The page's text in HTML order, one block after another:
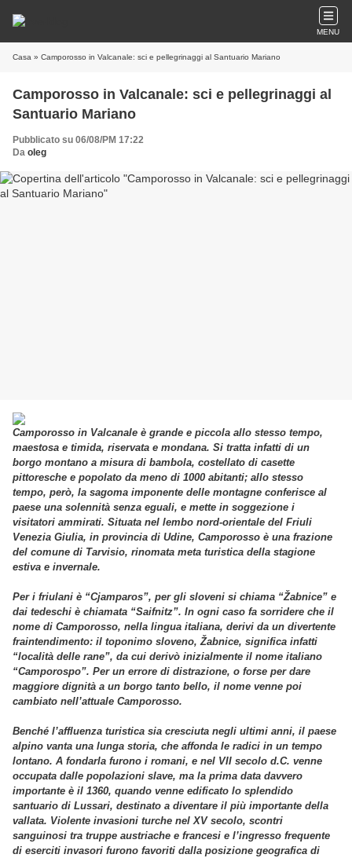
MENU
Casa » Camporosso in Valcanale: sci e pellegrinaggi al Santuario Mariano
Camporosso in Valcanale: sci e pellegrinaggi al
Santuario Mariano
Pubblicato su 06/08/PM 17:22
Da oleg
Camporosso in Valcanale è grande e piccola allo stesso tempo,
maestosa e timida, riservata e mondana. Si tratta infatti di un
borgo montano a misura di bambola, costellato di casette
pittoresche e popolato da meno di 1000 abitanti; allo stesso
tempo, però, la sagoma imponente delle montagne conferisce al
paese una solennità senza eguali, e mette in soggezione i
visitatori ammirati. Situata nel lembo nord-orientale del Friuli
Venezia Giulia, in provincia di Udine, Camporosso è una frazione
del comune di Tarvisio, rinomata meta turistica della stagione
estiva e invernale.
Per i friulani è “Cjamparos”, per gli sloveni si chiama “Žabnice” e
dai tedeschi è chiamata “Saifnitz”. In ogni caso fa sorridere che il
nome di Camporosso, nella lingua italiana, derivi da un divertente
fraintendimento: il toponimo sloveno, Žabnice, significa infatti
“località delle rane”, da cui derivò inizialmente il nome italiano
“Camporospo”. Per un errore di distrazione, o forse per dare
maggiore dignità a un borgo tanto bello, il nome venne poi
cambiato nell’attuale Camporosso.
Benché l’affluenza turistica sia cresciuta negli ultimi anni, il paese
alpino vanta una lunga storia, che affonda le radici in un tempo
lontano. A fondarla furono i romani, e nel VII secolo d.C. venne
occupata dalle popolazioni slave, ma la prima data davvero
importante è il 1360, quando venne edificato lo splendido
santuario di Lussari, destinato a diventare il più importante della
vallata. Violente invasioni turche nel XV secolo, scontri
sanguinosi tra truppe austriache e francesi e l’ingresso frequente
di eserciti invasori furono favoriti dalla posizione geografica di